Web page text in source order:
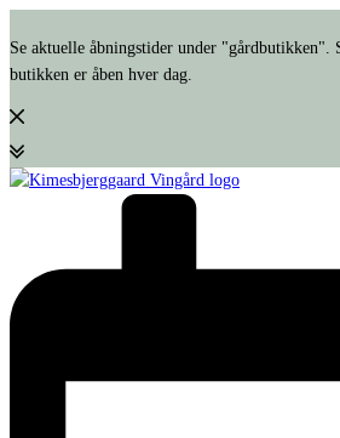
Se aktuelle åbningstider under "gårdbutikken".
butikken er åben hver dag.